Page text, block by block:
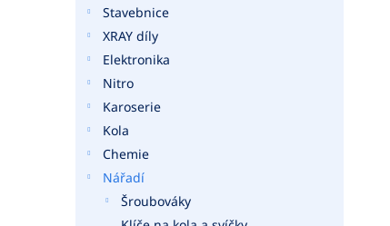
Stavebnice
XRAY díly
Elektronika
Nitro
Karoserie
Kola
Chemie
Nářadí
Šroubováky